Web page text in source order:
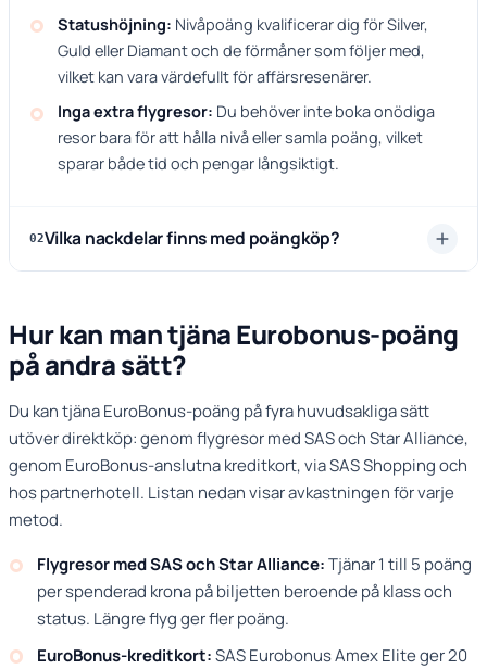
Statushöjning: Nivåpoäng kvalificerar dig för Silver,
Guld eller Diamant och de förmåner som följer med,
vilket kan vara värdefullt för affärsresenärer.
Inga extra flygresor: Du behöver inte boka onödiga
resor bara för att hålla nivå eller samla poäng, vilket
sparar både tid och pengar långsiktigt.
02Vilka nackdelar finns med poängköp?
Hur kan man tjäna Eurobonus-poäng
på andra sätt?
Du kan tjäna EuroBonus-poäng på fyra huvudsakliga sätt
utöver direktköp: genom flygresor med SAS och Star Alliance,
genom EuroBonus-anslutna kreditkort, via SAS Shopping och
hos partnerhotell. Listan nedan visar avkastningen för varje
metod.
Flygresor med SAS och Star Alliance:Tjänar 1 till 5 poäng
per spenderad krona på biljetten beroende på klass och
status. Längre flyg ger fler poäng.
EuroBonus-kreditkort:SAS Eurobonus Amex Elite ger 20